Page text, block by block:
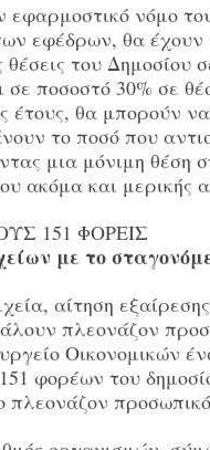
νόμο
εφέδρων, θα
θέσεις του Δημοσίου
ποσοστό 30% σε
έτους, θα μπορούν
το ποσό που
μια μόνιμη
ακόμα και μερικής
151 ΦΟΡΕΙΣ
με το
αίτηση
πλεονάζον
Οικονομικών
φορέων του